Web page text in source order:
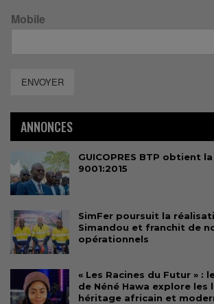
Mobile
ENVOYER
ANNONCES
GUICOPRES BTP obtient
9001:2015
SimFer poursuit la
Simandou et franchit de
opérationnels
« Les Racines du Futur » :
de Néné Hawa explore les
héritage africain et